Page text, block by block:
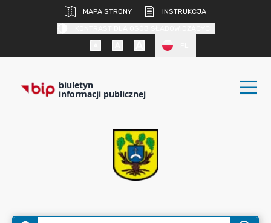
MAPA STRONY
INSTRUKCJA
biuletyn
informacji publicznej